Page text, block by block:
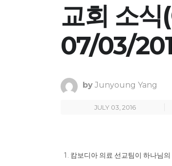
교회 소
07/03/
by Junyoung Yang
JULY 03, 2016
캄보디아 의료 선교팀이 하나님